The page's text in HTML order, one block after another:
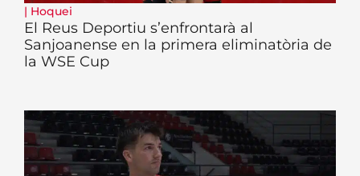
| Hoquei
El Reus Deportiu s’enfrontarà al
Sanjoanense en la primera eliminatòria de
la WSE Cup